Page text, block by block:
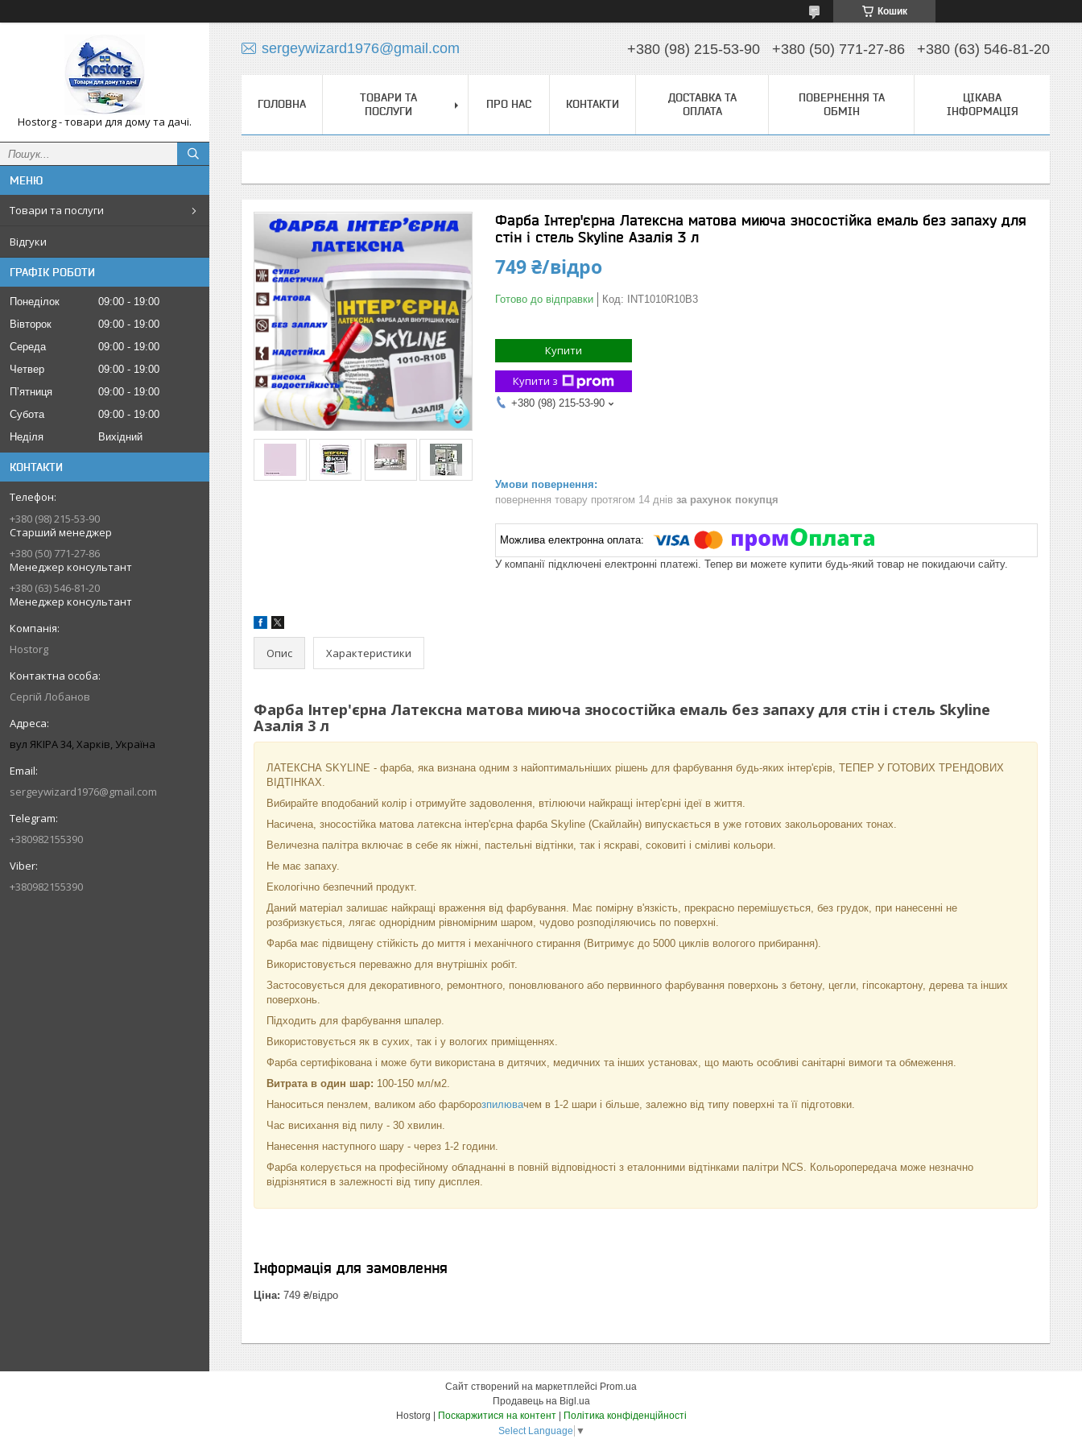
Кошик
Hostorg - товари для дому та дачі.
Товари та послуги
Відгуки
ГРАФІК РОБОТИ
Понеділок 09:00
19:00
Вівторок
09:00
19:00
Середа
09:00
19:00
Четвер
09:00
19:00
Пʼятниця
09:00
19:00
Субота
09:00
19:00
Неділя
Вихідний
КОНТАКТИ
+380 (98) 215-53-90
Старший менеджер
+380 (50) 771-27-86
Менеджер консультант
+380 (63) 546-81-20
Менеджер консультант
Hostorg
Сергій Лобанов
вул ЯКІРА 34, Харків, Україна
sergeywizard1976@gmail.com
+380982155390
+380982155390
sergeywizard1976@gmail.com +380 (98) 215-53-90 +380 (50) 771-27-86 +380 (63) 546-81-20
ГОЛОВНА
ТОВАРИ ТА
ПОСЛУГИ
ПРО НАС КОНТАКТИ
ДОСТАВКА ТА
ОПЛАТА
ПОВЕРНЕННЯ ТА
ОБМІН
ЦІКАВА
ІНФОРМАЦІЯ
Фарба Інтер'єрна Латексна матова миюча зносостійка емаль без запаху для
стін і стель Skyline Азалія 3 л
749 ₴/відро
Готово до відправки Код: INT1010R10B3
Купити
Купити з
+380 (98) 215-53-90
повернення товару протягом 14 днів за рахунок покупця
У компанії підключені електронні платежі. Тепер ви можете купити будь-який товар не покидаючи сайту.
Опис Характеристики
Фарба Інтер'єрна Латексна матова миюча зносостійка емаль без запаху для стін і стель Skyline
Азалія 3 л
ЛАТЕКСНА SKYLINE - фарба, яка визнана одним з найоптимальніших рішень для фарбування будь-яких інтер'єрів, ТЕПЕР У ГОТОВИХ ТРЕНДОВИХ
ВІДТІНКАХ.
Вибирайте вподобаний колір і отримуйте задоволення, втілюючи найкращі інтер'єрні ідеї в життя.
Насичена, зносостійка матова латексна інтер'єрна фарба Skyline (Скайлайн) випускається в уже готових закольорованих тонах.
Величезна палітра включає в себе як ніжні, пастельні відтінки, так і яскраві, соковиті і сміливі кольори.
Не має запаху.
Екологічно безпечний продукт.
Даний матеріал залишає найкращі враження від фарбування. Має помірну в'язкість, прекрасно перемішується, без грудок, при нанесенні не
розбризкується, лягає однорідним рівномірним шаром, чудово розподіляючись по поверхні.
Фарба має підвищену стійкість до миття і механічного стирання (Витримує до 5000 циклів вологого прибирання).
Використовується переважно для внутрішніх робіт.
Застосовується для декоративного, ремонтного, поновлюваного або первинного фарбування поверхонь з бетону, цегли, гіпсокартону, дерева та інших
поверхонь.
Підходить для фарбування шпалер.
Використовується як в сухих, так і у вологих приміщеннях.
Фарба сертифікована і може бути використана в дитячих, медичних та інших установах, що мають особливі санітарні вимоги та обмеження.
Витрата в один шар: 100-150 мл/м2.
Наноситься пензлем, валиком або фарборозпилювачем в 1-2 шари і більше, залежно від типу поверхні та її підготовки.
Час висихання від пилу - 30 хвилин.
Нанесення наступного шару - через 1-2 години.
Фарба колерується на професійному обладнанні в повній відповідності з еталонними відтінками палітри NCS. Кольоропередача може незначно
відрізнятися в залежності від типу дисплея.
Інформація для замовлення
Ціна: 749 ₴/відро
Сайт створений на маркетплейсі Prom.ua
Продавець на Bigl.ua
Поскаржитися на контент
Політика конфіденційності
Select Language ▼